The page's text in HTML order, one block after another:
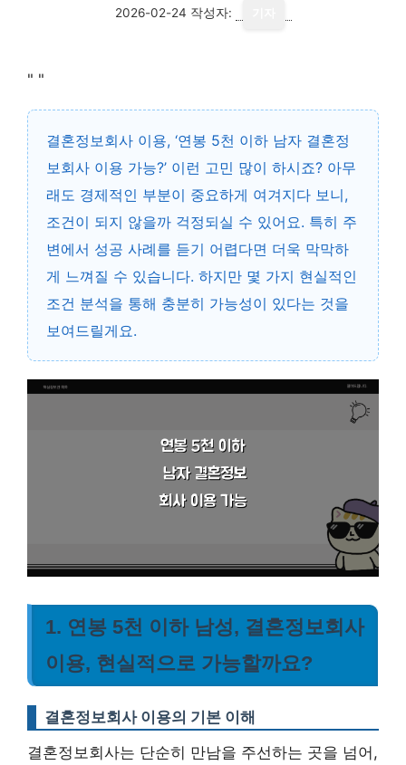
2026-02-24 작성자:
" "
결혼정보회사 이용, ‘연봉 5천 이하 남자 결혼정
보회사 이용 가능?’ 이런 고민 많이 하시죠? 아무
래도 경제적인 부분이 중요하게 여겨지다 보니,
조건이 되지 않을까 걱정되실 수 있어요. 특히 주
변에서 성공 사례를 듣기 어렵다면 더욱 막막하
게 느껴질 수 있습니다. 하지만 몇 가지 현실적인
조건 분석을 통해 충분히 가능성이 있다는 것을
보여드릴게요.
1. 연봉 5천 이하 남성, 결혼정보회사
이용, 현실적으로 가능할까요?
결혼정보회사 이용의 기본 이해
결혼정보회사는 단순히 만남을 주선하는 곳을 넘어,